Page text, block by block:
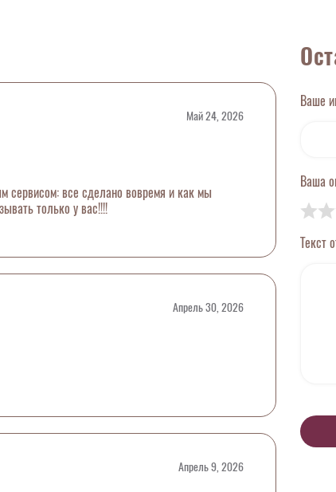
Май 24, 2026
сервисом: все сделано вовремя и как мы
только у вас!!!!
Апрель 30, 2026
Апрель 9, 2026
Ваше
Ваша
Текст